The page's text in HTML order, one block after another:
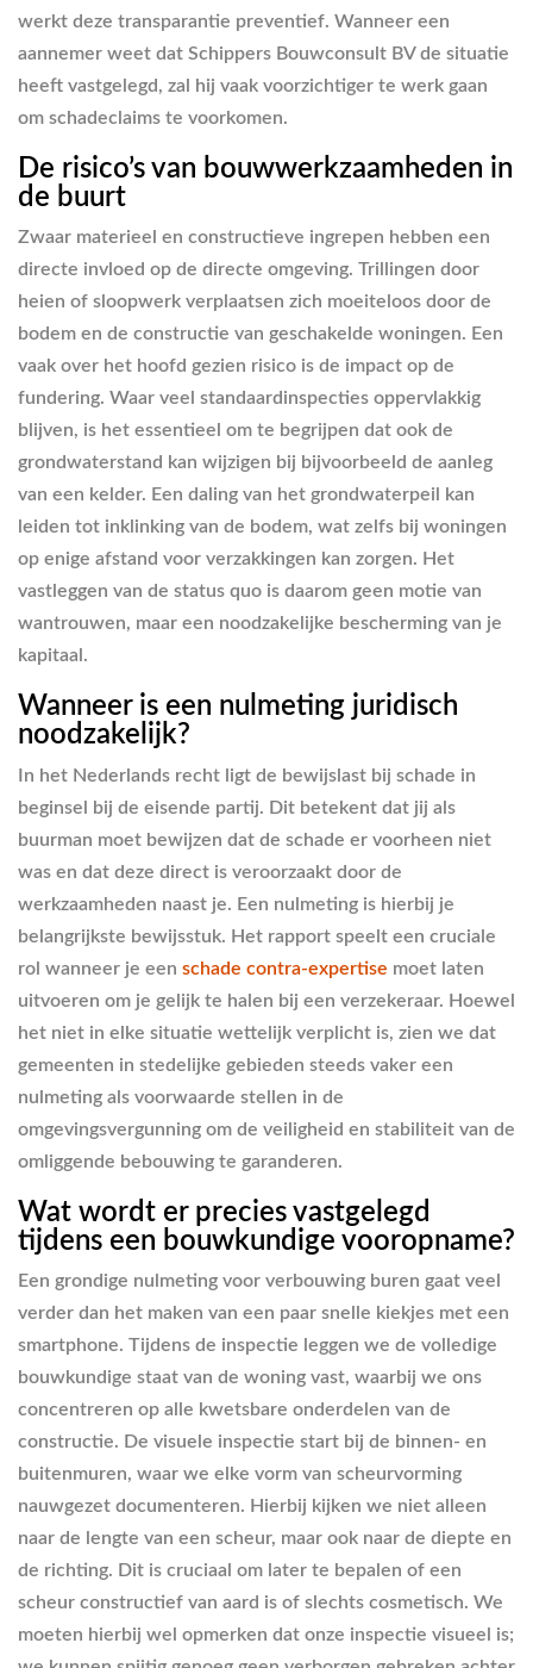
werkt deze transparantie preventief. Wanneer een
aannemer weet dat Schippers Bouwconsult BV de situatie
heeft vastgelegd, zal hij vaak voorzichtiger te werk gaan
om schadeclaims te voorkomen.
De risico’s van bouwwerkzaamheden in
de buurt
Zwaar materieel en constructieve ingrepen hebben een
directe invloed op de directe omgeving. Trillingen door
heien of sloopwerk verplaatsen zich moeiteloos door de
bodem en de constructie van geschakelde woningen. Een
vaak over het hoofd gezien risico is de impact op de
fundering. Waar veel standaardinspecties oppervlakkig
blijven, is het essentieel om te begrijpen dat ook de
grondwaterstand kan wijzigen bij bijvoorbeeld de aanleg
van een kelder. Een daling van het grondwaterpeil kan
leiden tot inklinking van de bodem, wat zelfs bij woningen
op enige afstand voor verzakkingen kan zorgen. Het
vastleggen van de status quo is daarom geen motie van
wantrouwen, maar een noodzakelijke bescherming van je
kapitaal.
Wanneer is een nulmeting juridisch
noodzakelijk?
In het Nederlands recht ligt de bewijslast bij schade in
beginsel bij de eisende partij. Dit betekent dat jij als
buurman moet bewijzen dat de schade er voorheen niet
was en dat deze direct is veroorzaakt door de
werkzaamheden naast je. Een nulmeting is hierbij je
belangrijkste bewijsstuk. Het rapport speelt een cruciale
rol wanneer je een schade contra-expertise moet laten
uitvoeren om je gelijk te halen bij een verzekeraar. Hoewel
het niet in elke situatie wettelijk verplicht is, zien we dat
gemeenten in stedelijke gebieden steeds vaker een
nulmeting als voorwaarde stellen in de
omgevingsvergunning om de veiligheid en stabiliteit van de
omliggende bebouwing te garanderen.
Wat wordt er precies vastgelegd
tijdens een bouwkundige vooropname?
Een grondige nulmeting voor verbouwing buren gaat veel
verder dan het maken van een paar snelle kiekjes met een
smartphone. Tijdens de inspectie leggen we de volledige
bouwkundige staat van de woning vast, waarbij we ons
concentreren op alle kwetsbare onderdelen van de
constructie. De visuele inspectie start bij de binnen- en
buitenmuren, waar we elke vorm van scheurvorming
nauwgezet documenteren. Hierbij kijken we niet alleen
naar de lengte van een scheur, maar ook naar de diepte en
de richting. Dit is cruciaal om later te bepalen of een
scheur constructief van aard is of slechts cosmetisch. We
moeten hierbij wel opmerken dat onze inspectie visueel is;